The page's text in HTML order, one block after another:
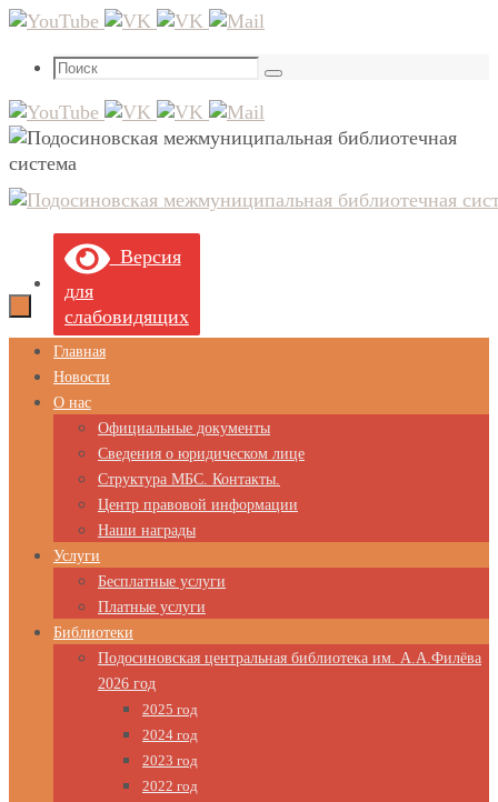
Перейти
содержимому
Что
Поиск
Версия
для
слабовидящих
Перейти
содержимому
Главная
Новости
О нас
Официальные документы
Сведения о юридическом лице
Структура МБС. Контакты.
Центр правовой информации
Наши награды
Услуги
Бесплатные услуги
Платные услуги
Библиотеки
Подосиновская центральная библиотека им. А.А.Филёва
2026 год
2025 год
2024 год
2023 год
2022 год